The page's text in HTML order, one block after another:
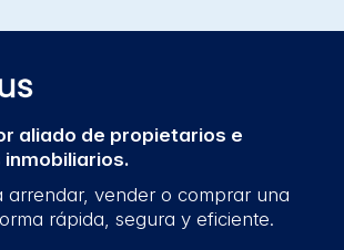
aliado de propietarios e
arrendar, vender o comprar una
rápida, segura y eficiente.